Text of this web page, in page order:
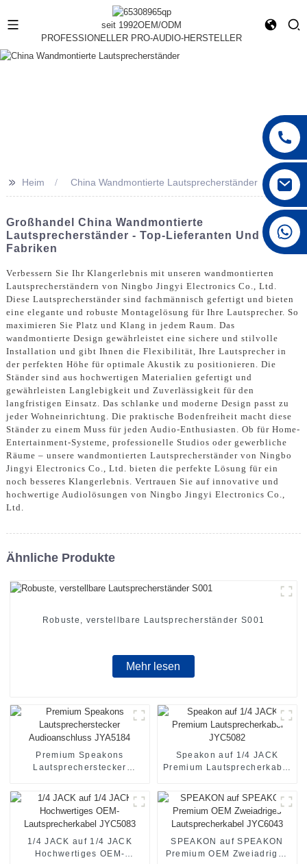
seit 1992OEM/ODM
PROFESSIONELLER PRO-AUDIO-HERSTELLER
+86 15168592711
>> Heim China Wandmontierte Lautsprecherständer
Großhandel China Wandmontierte
Lautsprecherständer - Top-Lieferanten Und
Fabriken
Verbessern Sie Ihr Klangerlebnis mit unseren wandmontierten
Lautsprecherständern von Ningbo Jingyi Electronics Co., Ltd.
Diese Lautsprecherständer sind fachmännisch gefertigt und bieten
eine elegante und robuste Montagelösung für Ihre Lautsprecher. So
maximieren Sie Platz und Klang in jedem Raum. Das
wandmontierte Design gewährleistet eine sichere und stilvolle
Installation und gibt Ihnen die Flexibilität, Ihre Lautsprecher in
der perfekten Höhe für optimale Akustik zu positionieren. Die
Ständer sind aus hochwertigen Materialien gefertigt und
gewährleisten Langlebigkeit und Zuverlässigkeit für den
langfristigen Einsatz. Das schlanke und moderne Design passt zu
jeder Wohneinrichtung. Die praktische Bodenfreiheit macht diese
Ständer zu einem Muss für jeden Audio-Enthusiasten. Ob für Home-
Entertainment-Systeme, professionelle Studios oder gewerbliche
Räume – unsere wandmontierten Lautsprecherständer von Ningbo
Jingyi Electronics Co., Ltd. bieten die perfekte Lösung für ein
noch besseres Klangerlebnis. Vertrauen Sie auf innovative und
hochwertige Audiolösungen von Ningbo Jingyi Electronics Co.,
Ltd.
Ähnliche Produkte
Robuste, verstellbare Lautsprecherständer S001
Mehr lesen
Premium Speakons
Lautsprecherstecker
Speakon auf 1/4 JACK
Premium Lautsprecherkabel
1/4 JACK auf 1/4 JACK
Hochwertiges OEM-
SPEAKON auf SPEAKON
Premium OEM Zweiadriges